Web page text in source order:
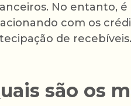
No entanto, é
com os
de recebíveis.
são os